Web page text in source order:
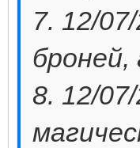
7. 12/
8. 12/